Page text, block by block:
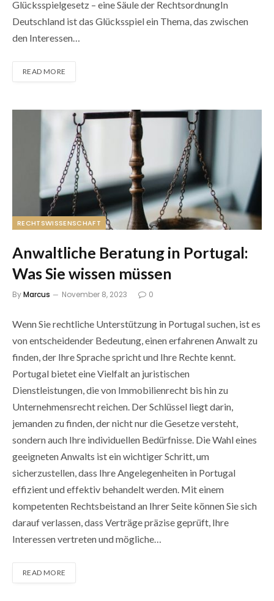
Glücksspielgesetz – eine Säule der RechtsordnungIn
Deutschland ist das Glücksspiel ein Thema, das zwischen
den Interessen…
READ MORE
RECHTSWISSENSCHAFT
Anwaltliche Beratung in Portugal:
Was Sie wissen müssen
ByMarcus November 8, 2023 0
Wenn Sie rechtliche Unterstützung in Portugal suchen, ist es
von entscheidender Bedeutung, einen erfahrenen Anwalt zu
finden, der Ihre Sprache spricht und Ihre Rechte kennt.
Portugal bietet eine Vielfalt an juristischen
Dienstleistungen, die von Immobilienrecht bis hin zu
Unternehmensrecht reichen. Der Schlüssel liegt darin,
jemanden zu finden, der nicht nur die Gesetze versteht,
sondern auch Ihre individuellen Bedürfnisse. Die Wahl eines
geeigneten Anwalts ist ein wichtiger Schritt, um
sicherzustellen, dass Ihre Angelegenheiten in Portugal
effizient und effektiv behandelt werden. Mit einem
kompetenten Rechtsbeistand an Ihrer Seite können Sie sich
darauf verlassen, dass Verträge präzise geprüft, Ihre
Interessen vertreten und mögliche…
READ MORE